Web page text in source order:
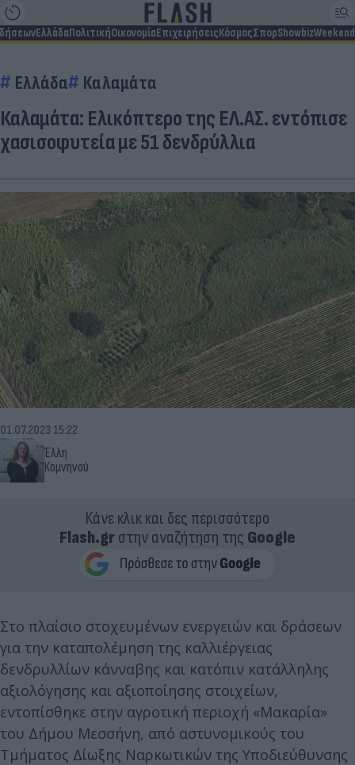
ΕλλάδαΠολιτικήΟικονομίαΕπιχειρήσειςΚόσμοςΣπορShowbizWeekend
Ελλάδα Καλαμάτα
Καλαμάτα: Ελικόπτερο της ΕΛ.ΑΣ. εντόπισε
χασισοφυτεία με 51 δενδρύλλια
Έλλη
Κομνηνού
01.07.2023 15:22
Κάνε κλικ και δες περισσότερο
Flash.grστην αναζήτηση της Google
Στο πλαίσιο στοχευμένων ενεργειών και δράσεων
για την καταπολέμηση της καλλιέργειας
δενδρυλλίων κάνναβης και κατόπιν κατάλληλης
αξιολόγησης και αξιοποίησης στοιχείων,
εντοπίσθηκε στην αγροτική περιοχή «Μακαρία»
του Δήμου Μεσσήνη, από αστυνομικούς του
Τμήματος Δίωξης Ναρκωτικών της Υποδιεύθυνσης